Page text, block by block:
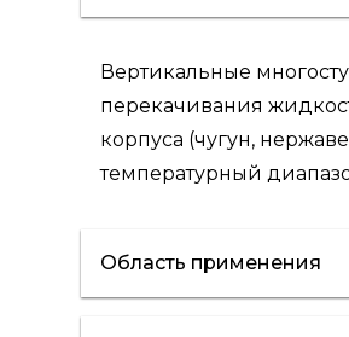
Вертикальные
перекачивания
корпуса (чугун,
температурный
Область применения